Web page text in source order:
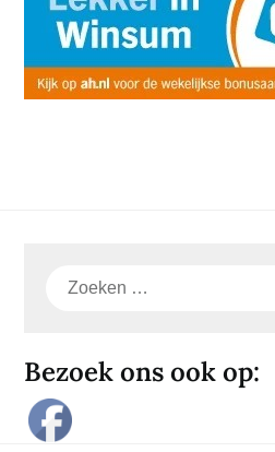
Zoeken
Bezoek ons ook op: